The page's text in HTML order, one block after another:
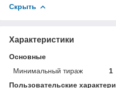
Скрыть
Характеристики
Основные
Минимальный тираж
1
Пользовательские